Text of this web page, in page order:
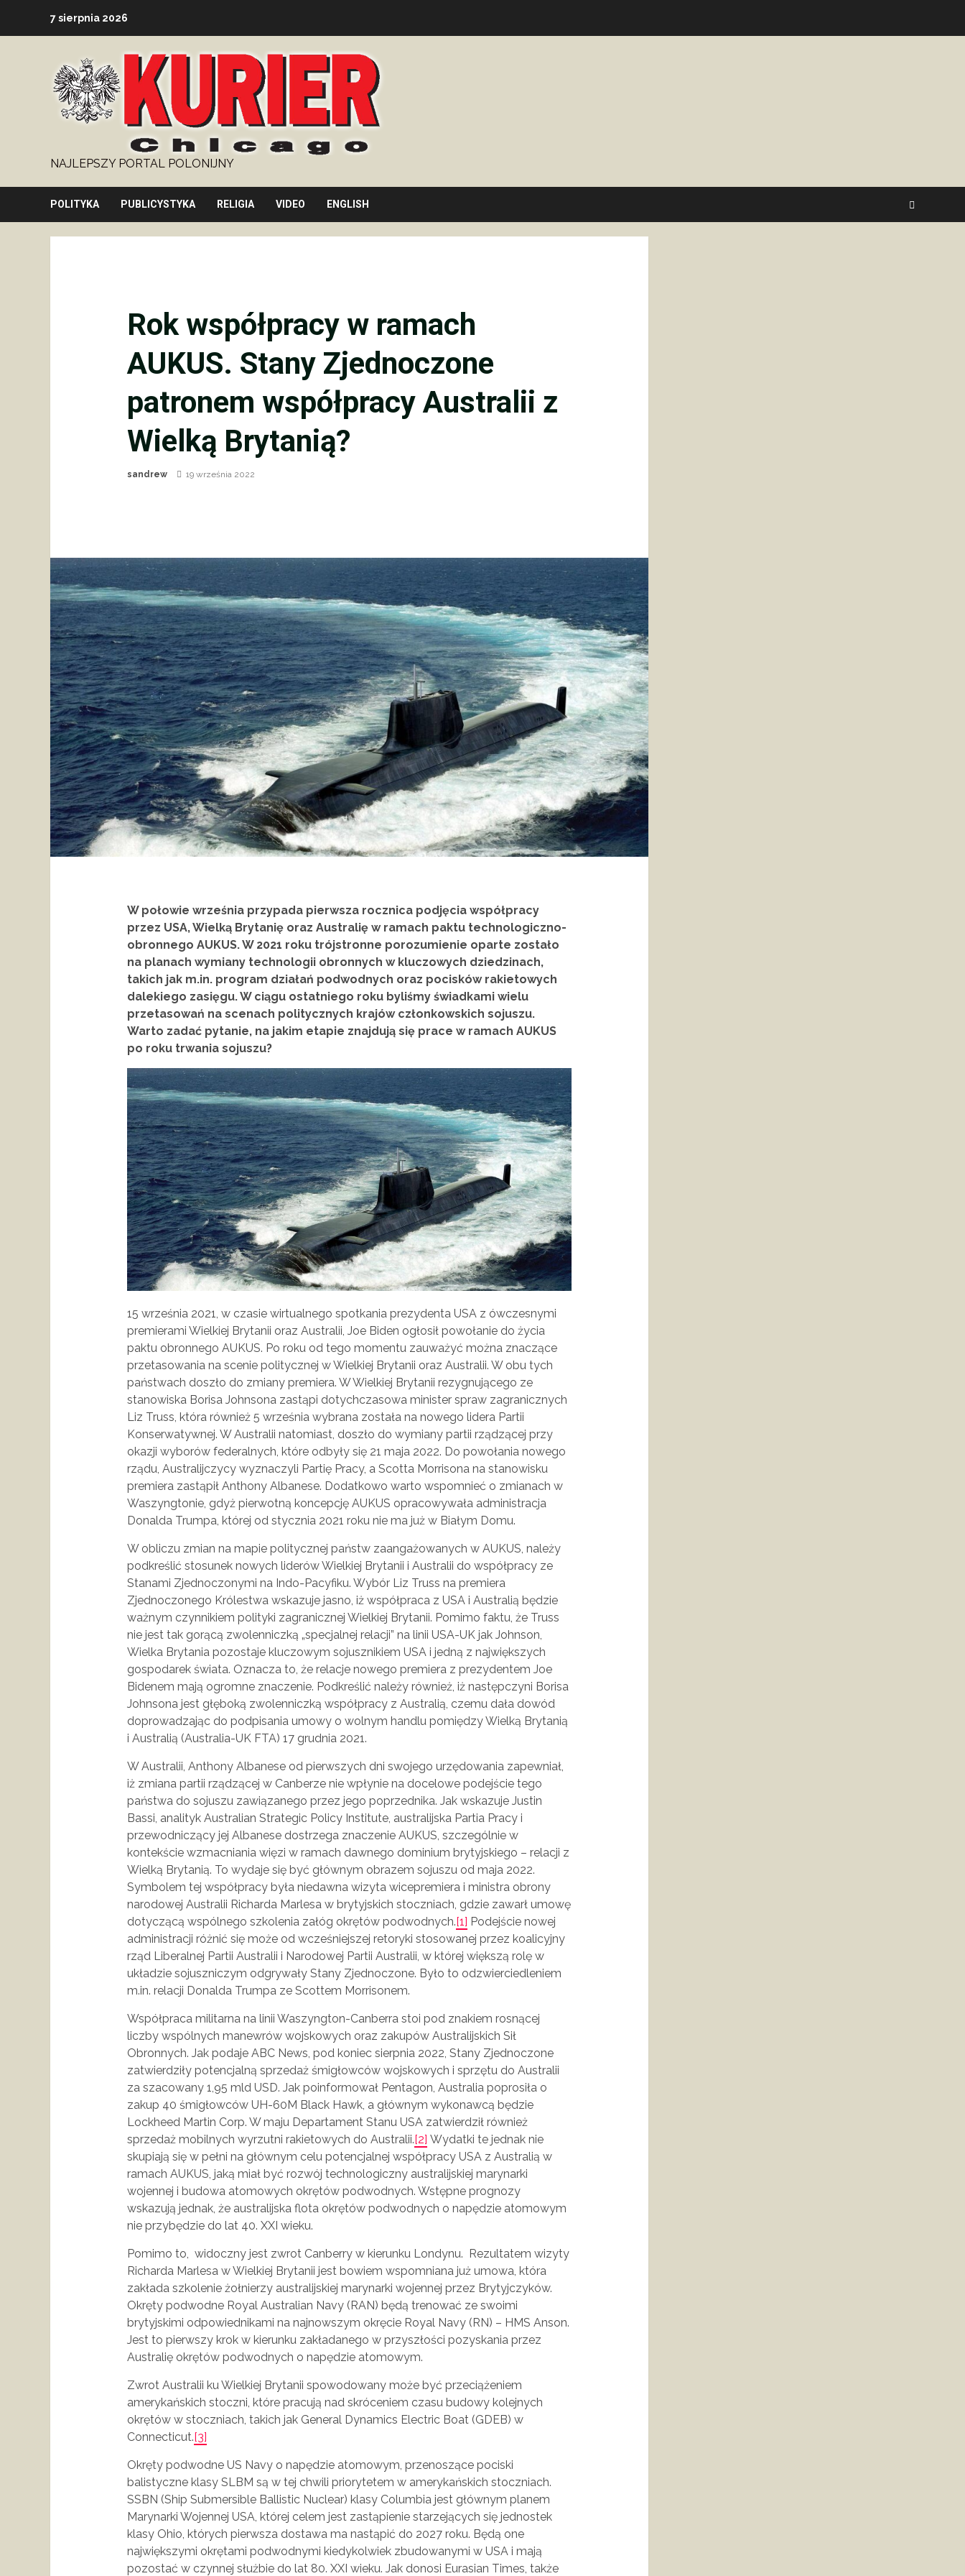
7 sierpnia 2026
NAJLEPSZY PORTAL POLONIJNY
POLITYKA PUBLICYSTYKA RELIGIA VIDEO ENGLISH
Rok współpracy w ramach
AUKUS. Stany Zjednoczone
patronem współpracy Australii z
Wielką Brytanią?
sandrew 19 września 2022
W połowie września przypada pierwsza rocznica podjęcia współpracy
przez USA, Wielką Brytanię oraz Australię w ramach paktu technologiczno-
obronnego AUKUS. W 2021 roku trójstronne porozumienie oparte zostało
na planach wymiany technologii obronnych w kluczowych dziedzinach,
takich jak m.in. program działań podwodnych oraz pocisków rakietowych
dalekiego zasięgu. W ciągu ostatniego roku byliśmy świadkami wielu
przetasowań na scenach politycznych krajów członkowskich sojuszu.
Warto zadać pytanie, na jakim etapie znajdują się prace w ramach AUKUS
po roku trwania sojuszu?
15 września 2021, w czasie wirtualnego spotkania prezydenta USA z ówczesnymi
premierami Wielkiej Brytanii oraz Australii, Joe Biden ogłosił powołanie do życia
paktu obronnego AUKUS. Po roku od tego momentu zauważyć można znaczące
przetasowania na scenie politycznej w Wielkiej Brytanii oraz Australii. W obu tych
państwach doszło do zmiany premiera. W Wielkiej Brytanii rezygnującego ze
stanowiska Borisa Johnsona zastąpi dotychczasowa minister spraw zagranicznych
Liz Truss, która również 5 września wybrana została na nowego lidera Partii
Konserwatywnej. W Australii natomiast, doszło do wymiany partii rządzącej przy
okazji wyborów federalnych, które odbyły się 21 maja 2022. Do powołania nowego
rządu, Australijczycy wyznaczyli Partię Pracy, a Scotta Morrisona na stanowisku
premiera zastąpił Anthony Albanese. Dodatkowo warto wspomnieć o zmianach w
Waszyngtonie, gdyż pierwotną koncepcję AUKUS opracowywała administracja
Donalda Trumpa, której od stycznia 2021 roku nie ma już w Białym Domu.
W obliczu zmian na mapie politycznej państw zaangażowanych w AUKUS, należy
podkreślić stosunek nowych liderów Wielkiej Brytanii i Australii do współpracy ze
Stanami Zjednoczonymi na Indo-Pacyfiku. Wybór Liz Truss na premiera
Zjednoczonego Królestwa wskazuje jasno, iż współpraca z USA i Australią będzie
ważnym czynnikiem polityki zagranicznej Wielkiej Brytanii. Pomimo faktu, że Truss
nie jest tak gorącą zwolenniczką „specjalnej relacji” na linii USA-UK jak Johnson,
Wielka Brytania pozostaje kluczowym sojusznikiem USA i jedną z największych
gospodarek świata. Oznacza to, że ​​relacje nowego premiera z prezydentem Joe
Bidenem mają ogromne znaczenie. Podkreślić należy również, iż następczyni Borisa
Johnsona jest głęboką zwolenniczką współpracy z Australią, czemu dała dowód
doprowadzając do podpisania umowy o wolnym handlu pomiędzy Wielką Brytanią
i Australią (Australia-UK FTA) 17 grudnia 2021.
W Australii, Anthony Albanese od pierwszych dni swojego urzędowania zapewniał,
iż zmiana partii rządzącej w Canberze nie wpłynie na docelowe podejście tego
państwa do sojuszu zawiązanego przez jego poprzednika. Jak wskazuje Justin
Bassi, analityk Australian Strategic Policy Institute, australijska Partia Pracy i
przewodniczący jej Albanese dostrzega znaczenie AUKUS, szczególnie w
kontekście wzmacniania więzi w ramach dawnego dominium brytyjskiego – relacji z
Wielką Brytanią. To wydaje się być głównym obrazem sojuszu od maja 2022.
Symbolem tej współpracy była niedawna wizyta wicepremiera i ministra obrony
narodowej Australii Richarda Marlesa w brytyjskich stoczniach, gdzie zawarł umowę
dotyczącą wspólnego szkolenia załóg okrętów podwodnych.[1] Podejście nowej
administracji różnić się może od wcześniejszej retoryki stosowanej przez koalicyjny
rząd Liberalnej Partii Australii i Narodowej Partii Australii, w której większą rolę w
układzie sojuszniczym odgrywały Stany Zjednoczone. Było to odzwierciedleniem
m.in. relacji Donalda Trumpa ze Scottem Morrisonem.
Współpraca militarna na linii Waszyngton-Canberra stoi pod znakiem rosnącej
liczby wspólnych manewrów wojskowych oraz zakupów Australijskich Sił
Obronnych. Jak podaje ABC News, pod koniec sierpnia 2022, Stany Zjednoczone
zatwierdziły potencjalną sprzedaż śmigłowców wojskowych i sprzętu do Australii
za szacowany 1,95 mld USD. Jak poinformował Pentagon, Australia poprosiła o
zakup 40 śmigłowców UH-60M Black Hawk, a głównym wykonawcą będzie
Lockheed Martin Corp. W maju Departament Stanu USA zatwierdził również
sprzedaż mobilnych wyrzutni rakietowych do Australii.[2] Wydatki te jednak nie
skupiają się w pełni na głównym celu potencjalnej współpracy USA z Australią w
ramach AUKUS, jaką miał być rozwój technologiczny australijskiej marynarki
wojennej i budowa atomowych okrętów podwodnych. Wstępne prognozy
wskazują jednak, że australijska flota okrętów podwodnych o napędzie atomowym
nie przybędzie do lat 40. XXI wieku.
Pomimo to, widoczny jest zwrot Canberry w kierunku Londynu. Rezultatem wizyty
Richarda Marlesa w Wielkiej Brytanii jest bowiem wspomniana już umowa, która
zakłada szkolenie żołnierzy australijskiej marynarki wojennej przez Brytyjczyków.
Okręty podwodne Royal Australian Navy (RAN) będą trenować ze swoimi
brytyjskimi odpowiednikami na najnowszym okręcie Royal Navy (RN) – HMS Anson.
Jest to pierwszy krok w kierunku zakładanego w przyszłości pozyskania przez
Australię okrętów podwodnych o napędzie atomowym.
Zwrot Australii ku Wielkiej Brytanii spowodowany może być przeciążeniem
amerykańskich stoczni, które pracują nad skróceniem czasu budowy kolejnych
okrętów w stoczniach, takich jak General Dynamics Electric Boat (GDEB) w
Connecticut.[3]
Okręty podwodne US Navy o napędzie atomowym, przenoszące pociski
balistyczne klasy SLBM są w tej chwili priorytetem w amerykańskich stoczniach.
SSBN (Ship Submersible Ballistic Nuclear) klasy Columbia jest głównym planem
Marynarki Wojennej USA, której celem jest zastąpienie starzejących się jednostek
klasy Ohio, których pierwsza dostawa ma nastąpić do 2027 roku. Będą one
największymi okrętami podwodnymi kiedykolwiek zbudowanymi w USA i mają
pozostać w czynnej służbie do lat 80. XXI wieku. Jak donosi Eurasian Times, także